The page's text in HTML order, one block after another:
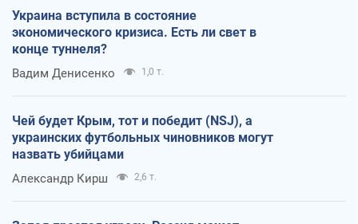
Украина вступила в состояние
экономического кризиса. Есть ли свет в
конце туннеля?
Вадим Денисенко 1,0 т.
Чей будет Крым, тот и победит (NSJ), а
украинских футбольных чиновников могут
назвать убийцами
Александр Кирш 2,6 т.